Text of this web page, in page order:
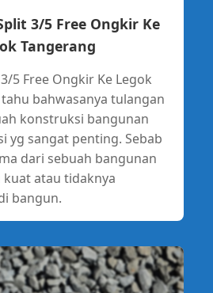
3/5 Free Ongkir Ke
Tangerang
5 Free Ongkir Ke Legok
bahwasanya tulangan
konstruksi bangunan
yg sangat penting. Sebab
dari sebuah bangunan
atau tidaknya
bangun.